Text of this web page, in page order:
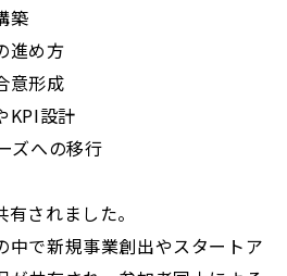
築
進め方
意形成
KPI設計
ズへの移行
されました。
中で新規事業創出やスタートア